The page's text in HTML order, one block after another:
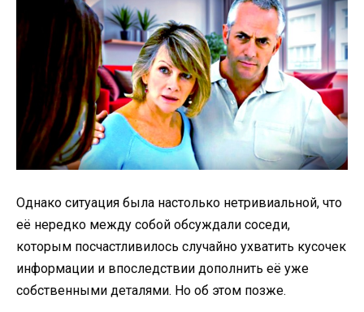
Однако ситуация была настолько нетривиальной, что
её нередко между собой обсуждали соседи,
которым посчастливилось случайно ухватить кусочек
информации и впоследствии дополнить её уже
собственными деталями. Но об этом позже.